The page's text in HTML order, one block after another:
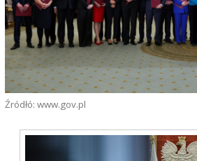
Źródłó: www.gov.pl